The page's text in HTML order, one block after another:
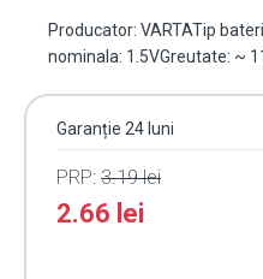
Producator: VARTATip
nominala: 1.5VGreutate: ~
Garanție 24 luni
PRP: 3.19lei
2.66 lei